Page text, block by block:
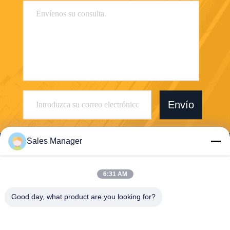
Envío
Co., Ltd
Sales Manager
6:31 AM
Good day, what product are you looking for?